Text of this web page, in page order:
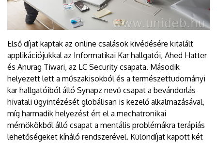
Első díjat kaptak az online csalások kivédésére kitalált
applikációjukkal az Informatikai Kar hallgatói, Ahed Hatter
és Anurag Tiwari, az LC Security csapata. Második
helyezett lett a műszakisokból és a természettudományi
kar hallgatóiból álló Synapz nevű csapat a bevándorlás
hivatali ügyintézését globálisan is kezelő alkalmazásával,
míg harmadik helyezést ért el a mechatronikai
mérnökökből álló csapat a mentális problémákra terápiás
lehetőségeket kínáló rendszerével. Különdíjat kapott két